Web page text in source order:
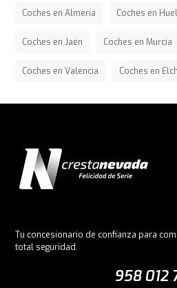
Coches en Almería Coches en
Coches en Jaén Coches en Murcia
Coches en Valencia Coches en
Tu concesionario de confianza para
total seguridad.
958 012